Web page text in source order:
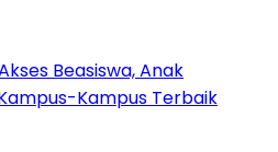
Beasiswa, Anak
Kampus Terbaik